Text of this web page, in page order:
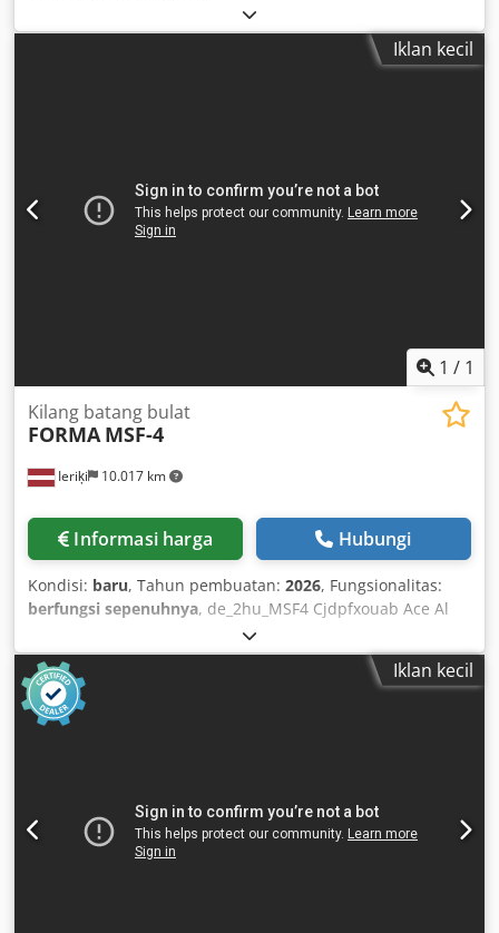
Iklan kecil
1 / 1
Ieriķi 10.017 km
Kilang batang bulat
FORMA MSF-4
Informasi harga Hubungi
Kondisi: baru, Tahun pembuatan: 2026, Fungsionalitas:
berfungsi sepenuhnya, de_2hu_MSF4 Cjdpfxouab Ace Al
Iklan kecil